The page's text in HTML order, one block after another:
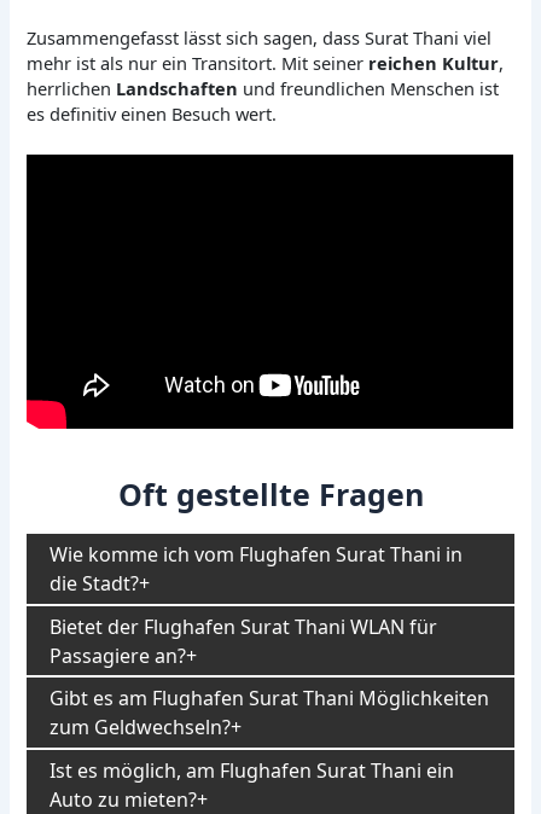
Zusammengefasst lässt sich sagen, dass Surat Thani viel
mehr ist als nur ein Transitort. Mit seiner reichen Kultur,
herrlichen Landschaften und freundlichen Menschen ist
es definitiv einen Besuch wert.
Oft gestellte Fragen
Wie komme ich vom Flughafen Surat Thani in
die Stadt?
Bietet der Flughafen Surat Thani WLAN für
Passagiere an?
Gibt es am Flughafen Surat Thani Möglichkeiten
zum Geldwechseln?
Ist es möglich, am Flughafen Surat Thani ein
Auto zu mieten?